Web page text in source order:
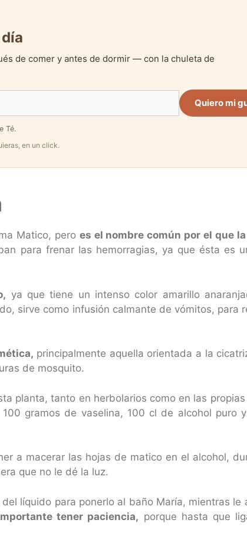
de comer y antes de dormir — con la chuleta de
Quiero mi
Té.
en un click.
Matico, pero es el nombre común por el que
para frenar las hemorragias, ya que ésta es
ya que tiene un intenso color amarillo
sirve como infusión calmante de vómitos, para
principalmente aquella orientada a la
de mosquito.
planta, tanto en herbolarios como en las
gramos de vaselina, 100 cl de alcohol puro
a macerar las hojas de matico en el alcohol,
que no le dé la luz.
líquido para ponerlo al baño María, mientras le
tener paciencia, porque hasta que